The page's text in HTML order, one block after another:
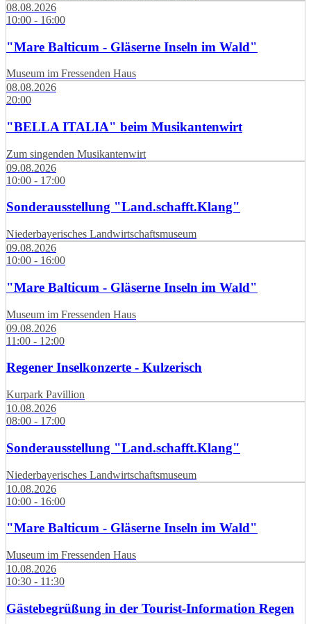
08.08.2026
10:00 - 16:00
"Mare Balticum - Gläserne Inseln im Wald"
Museum im Fressenden Haus
08.08.2026
20:00
"BELLA ITALIA" beim Musikantenwirt
Zum singenden Musikantenwirt
09.08.2026
10:00 - 17:00
Sonderausstellung "Land.schafft.Klang"
Niederbayerisches Landwirtschaftsmuseum
09.08.2026
10:00 - 16:00
"Mare Balticum - Gläserne Inseln im Wald"
Museum im Fressenden Haus
09.08.2026
11:00 - 12:00
Regener Inselkonzerte - Kulzerisch
Kurpark Pavillion
10.08.2026
08:00 - 17:00
Sonderausstellung "Land.schafft.Klang"
Niederbayerisches Landwirtschaftsmuseum
10.08.2026
10:00 - 16:00
"Mare Balticum - Gläserne Inseln im Wald"
Museum im Fressenden Haus
10.08.2026
10:30 - 11:30
Gästebegrüßung in der Tourist-Information Regen